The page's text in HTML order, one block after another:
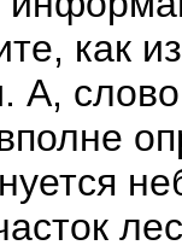
как
А, слово